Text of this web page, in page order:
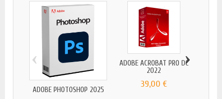
ADOBE PHOTOSHOP 2025
ADOBE ACROBAT PRO DC
2022
39,00 €
‹ ›